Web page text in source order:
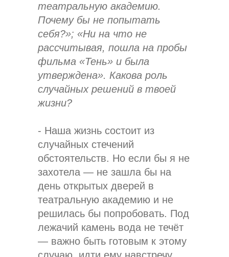
театральную академию.
Почему бы не попытать
себя?»; «Ни на что не
рассчитывая, пошла на пробы
фильма «Тень» и была
утверждена». Какова роль
случайных решений в твоей
жизни?
- Наша жизнь состоит из
случайных стечений
обстоятельств. Но если бы я не
захотела — не зашла бы на
день открытых дверей в
театральную академию и не
решилась бы попробовать. Под
лежачий камень вода не течёт
— важно быть готовым к этому